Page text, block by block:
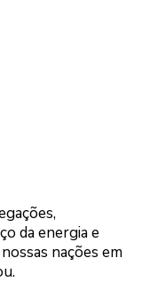
da energia e
nações em